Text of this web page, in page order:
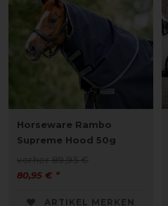
Horseware Rambo
Supreme Hood 50g
vorher 89,95 €
80,95 € *
ARTIKEL MERKEN